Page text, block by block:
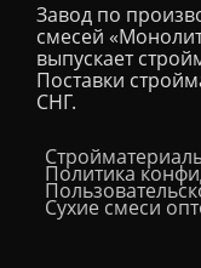
Завод по
смесей
выпускает
Поставки
СНГ.
Политика
Сухие смеси